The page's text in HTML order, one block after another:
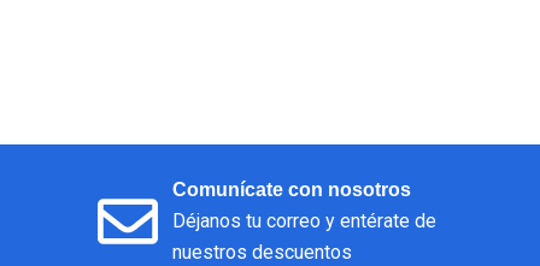
Comunícate con nosotros
Déjanos tu correo y entérate de
nuestros descuentos